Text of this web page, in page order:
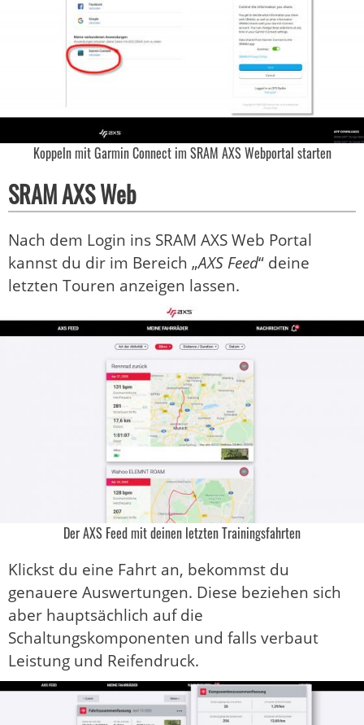
Koppeln mit Garmin Connect im SRAM AXS Webportal starten
SRAM AXS Web
Nach dem Login ins SRAM AXS Web Portal
kannst du dir im Bereich „AXS Feed“ deine
letzten Touren anzeigen lassen.
Der AXS Feed mit deinen letzten Trainingsfahrten
Klickst du eine Fahrt an, bekommst du
genauere Auswertungen. Diese beziehen sich
aber hauptsächlich auf die
Schaltungskomponenten und falls verbaut
Leistung und Reifendruck.